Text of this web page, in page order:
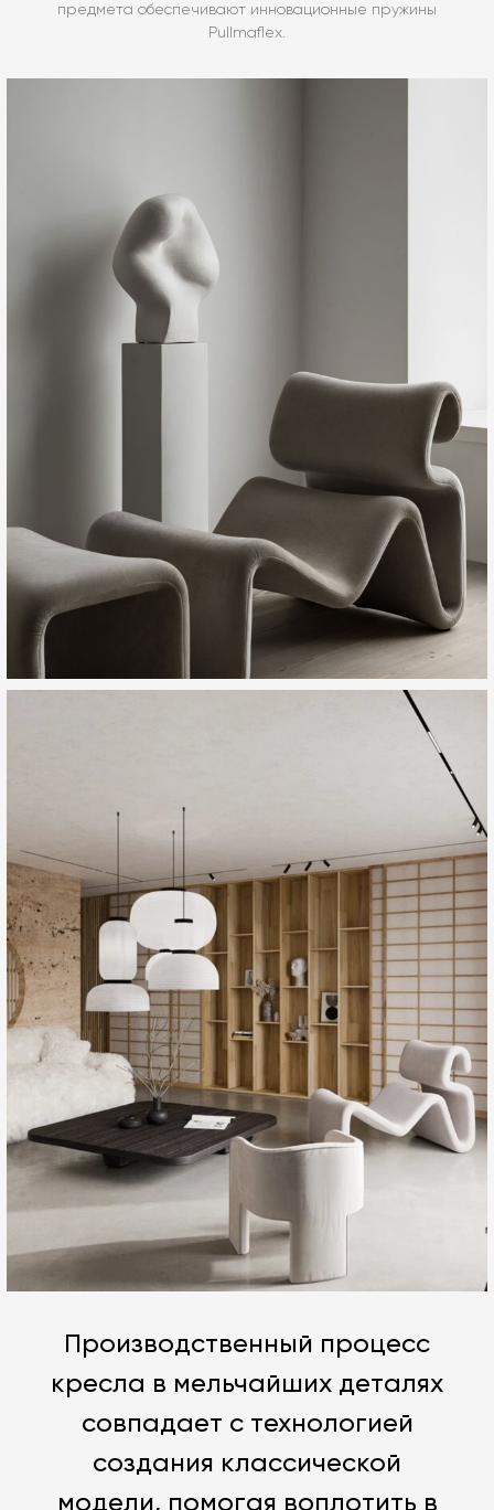
предмета обеспечивают инновационные пружины
Pullmaflex.
Производственный процесс
кресла в мельчайших деталях
совпадает с технологией
создания классической
модели, помогая воплотить в